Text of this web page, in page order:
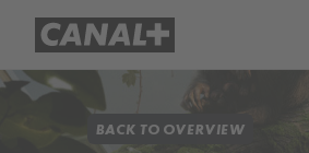
BACK TO OVERVIEW